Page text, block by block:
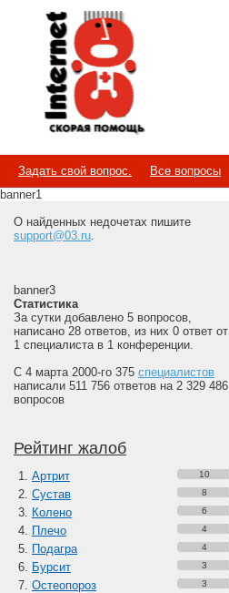
Internet
Скорая помощь
Задать свой вопрос. Все вопросы
banner1
О найденных недочетах пишите
support@03.ru.
banner3
Статистика
За сутки добавлено 5 вопросов,
написано 28 ответов, из них 0 ответ от
1 специалиста в 1 конференции.
С 4 марта 2000-го 375 специалистов
написали 511 756 ответов на 2 329 486
вопросов
Рейтинг жалоб
Артрит 10
Сустав 8
Колено 6
Плечо 4
Подагра 4
Бурсит 3
Остеопороз 3